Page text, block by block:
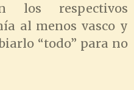
los respectivos
al menos vasco y
“todo” para no